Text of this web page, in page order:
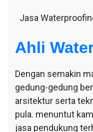
Jasa
Ahli
Dengan semakin
gedung-gedung
arsitektur serta
pula. menuntut
jasa pendukung